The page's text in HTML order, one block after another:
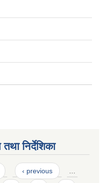
निर्देशिका
‹ previous